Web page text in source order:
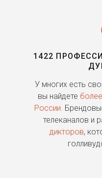
1422
У многих есть
вы найдете
России.
телеканалов и
дикторов,